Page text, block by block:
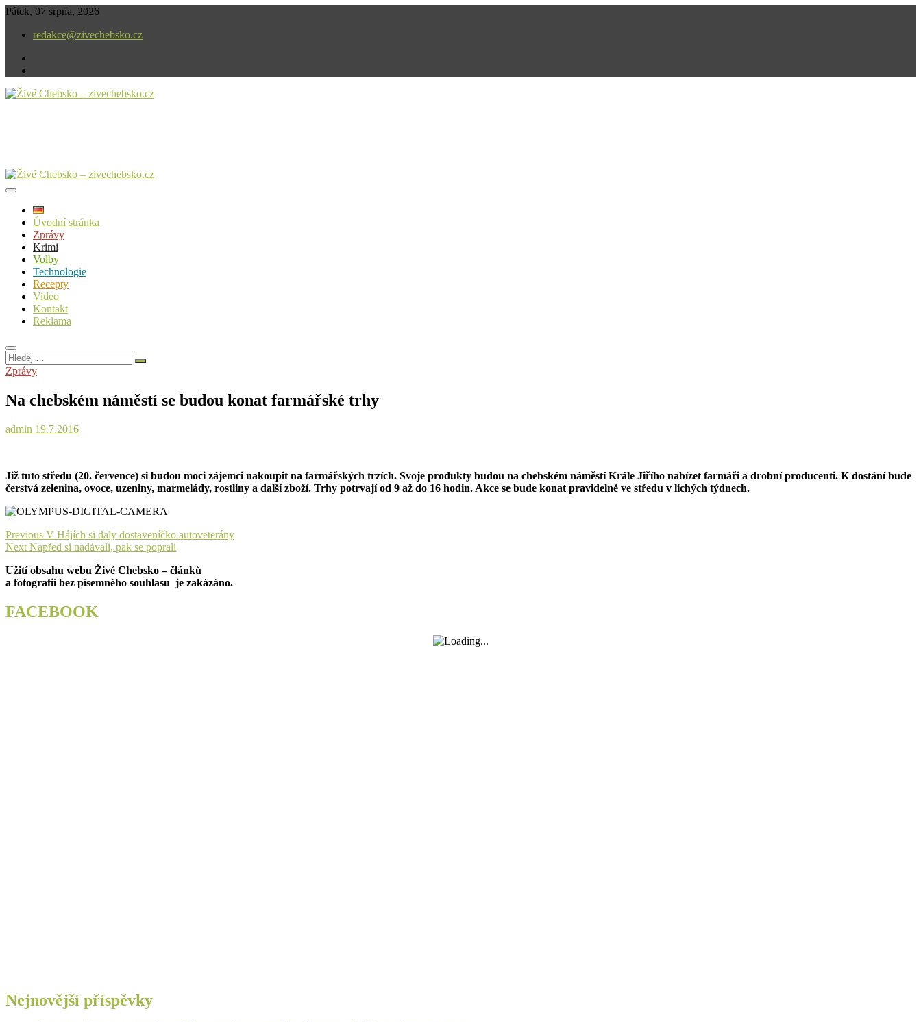
Skip
content
Pátek, 07 srpna, 2026
redakce@zivechebsko.cz
Úvodní stránka
Zprávy
Krimi
Volby
Technologie
Recepty
Video
Kontakt
Reklama
Hledej
…
Zprávy
Na chebském náměstí se budou konat farmářské trhy
admin 19.7.2016
Již tuto středu (20. července) si budou moci zájemci nakoupit na farmářských trzích. Svoje produkty budou na chebském náměstí Krále Jiřího nabízet farmáři a drobní producenti. K dostání bude
čerstvá zelenina, ovoce, uzeniny, marmelády, rostliny a další zboží. Trhy potrvají od 9 až do 16 hodin. Akce se bude konat pravidelně ve středu v lichých týdnech.
Navigace
pro
příspěvek
Previous Previous
post:
V Hájích si daly dostaveníčko autoveterány
Next Next
Napřed si nadávali, pak se poprali
Užití obsahu webu Živé Chebsko – článků
a fotografií bez písemného souhlasu je zakázáno.
FACEBOOK
Nejnovější příspěvky